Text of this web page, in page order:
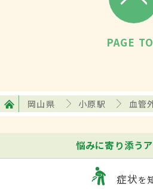
PAGE
岡山県 小原駅 血管
悩みに寄り添う
症状を